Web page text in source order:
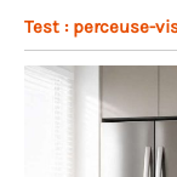
Test : perceuse-